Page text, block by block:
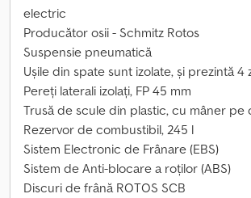
electric
Producător osii - Schmitz Rotos
Suspensie pneumatică
Ușile din spate sunt izolate, și prezintă 4
Pereți laterali izolați, FP 45 mm
Trusă de scule din plastic, cu mâner pe
Rezervor de combustibil, 245 l
Sistem Electronic de Frânare (EBS)
Sistem de Anti-blocare a roților (ABS)
Discuri de frână ROTOS SCB